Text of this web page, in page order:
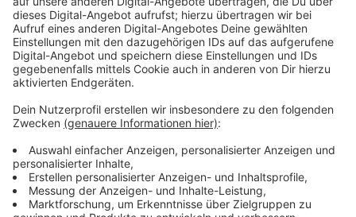
zurückzuerhalten. Auch diesmal soll der Angeklagte
die Summe aber wieder verprasst haben.
Anzeige
Weitere Infos und Links zum Thema:
"Tasso von Hirsch" vor Gericht